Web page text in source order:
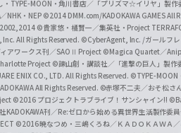
c
i
a
l
C
h
TYPE-MOON・角川書店／「プリズマ☆イリヤ」製作
NHK・NEP ©2014 DMM.com/KADOKAWA GAMES All
©貴家悠・橘賢一／集英社・Project
All Rights Reserved. ©CyberAgent, Inc. /ガールフ
アワークス刊／SAOⅡ Project ©Magica Quartet／
Project ©諫山創・講談社／「進撃の巨人」製作
ENIX CO., LTD. All Rights Reserved. ©TYPE-MOON
All Rights Reserved. ©赤塚不二夫／おそ松さ
©2016 プロジェクトラブライブ！サンシャイン!!
KADOKAWA刊／Re:ゼロから始める異世界生活製作委
©2016 暁なつめ・三嶋くろね／ＫＡＤＯＫＡＷＡ